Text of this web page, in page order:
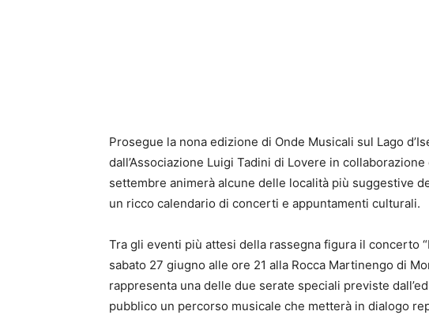
Prosegue la nona edizione di Onde Musicali sul Lago
dall’Associazione Luigi Tadini di Lovere in
settembre animerà alcune delle località più suggestive
un ricco calendario di concerti e appuntamenti culturali.
Tra gli eventi più attesi della rassegna figura il concerto
sabato 27 giugno alle ore 21 alla Rocca Martinengo di
rappresenta una delle due serate speciali previste
pubblico un percorso musicale che metterà in dialogo